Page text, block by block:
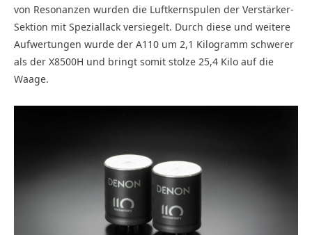
von Resonanzen wurden die Luftkernspulen der Verstärker-
Sektion mit Spezial­lack versiegelt. Durch diese und weitere
Aufwertungen wurde der A110 um 2,1 Kilogramm schwerer
als der X8500H und bringt somit stolze 25,4 Kilo auf die
Waage.